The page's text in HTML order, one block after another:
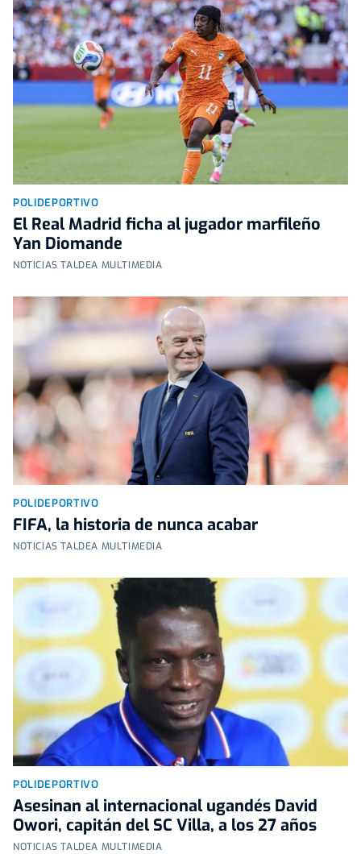
POLIDEPORTIVO
El Real Madrid ficha al jugador marfileño
Yan Diomande
NOTICIAS TALDEA MULTIMEDIA
POLIDEPORTIVO
FIFA, la historia de nunca acabar
NOTICIAS TALDEA MULTIMEDIA
POLIDEPORTIVO
Asesinan al internacional ugandés David
Owori, capitán del SC Villa, a los 27 años
NOTICIAS TALDEA MULTIMEDIA